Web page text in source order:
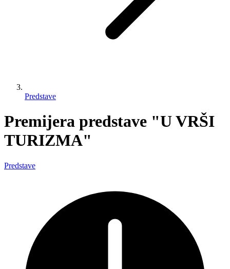
Predstave
Premijera predstave "U VRŠI
TURIZMA"
Predstave